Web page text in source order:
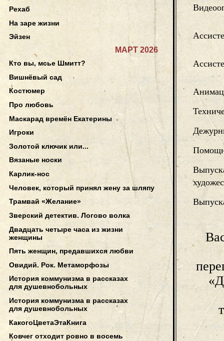
Рехаб
На заре жизни
Эйзен
МАРТ 2026
Кто вы, мсье Шмитт?
Вишнёвый сад
Костюмер
Про любовь
Маскарад времён Екатерины
Игроки
Золотой ключик или...
Вязаные носки
Карлик-нос
Человек, который принял жену за шляпу
Трамвай «Желание»
Зверский детектив. Логово волка
Двадцать четыре часа из жизни
женщины
Пять женщин, предавшихся любви
Овидий. Рок. Метаморфозы
История коммунизма в рассказах
для душевнобольных
История коммунизма в рассказах
для душевнобольных
КакогоЦветаЭтаКнига
Ковчег отходит ровно в восемь